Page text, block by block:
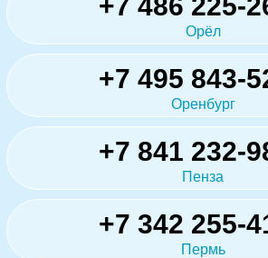
Орёл
+7 495 843-
Оренбург
+7 841 232-
Пенза
+7 342 255-
Пермь